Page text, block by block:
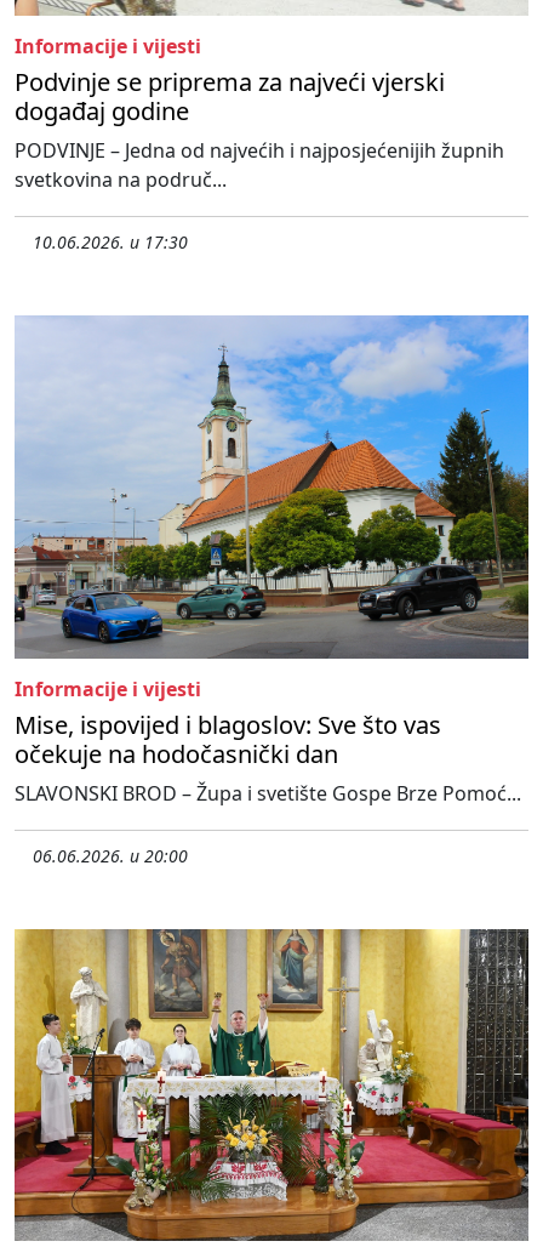
Informacije i vijesti
Podvinje se priprema za najveći vjerski
događaj godine
PODVINJE – Jedna od najvećih i najposjećenijih župnih
svetkovina na područ...
10.06.2026. u 17:30
Informacije i vijesti
Mise, ispovijed i blagoslov: Sve što vas
očekuje na hodočasnički dan
SLAVONSKI BROD – Župa i svetište Gospe Brze Pomoć...
06.06.2026. u 20:00